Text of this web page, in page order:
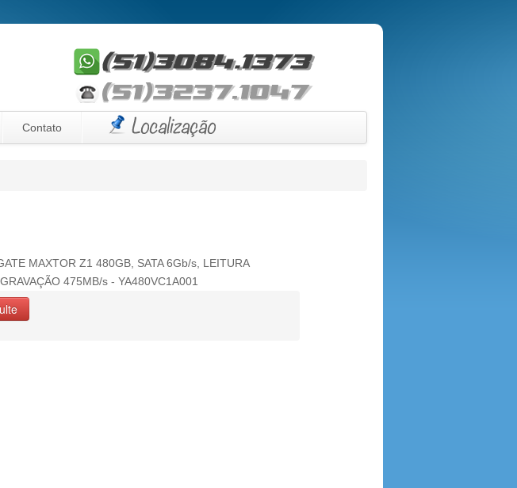
Contato
MAXTOR Z1 480GB, SATA 6Gb/s, LEITURA
475MB/s - YA480VC1A001